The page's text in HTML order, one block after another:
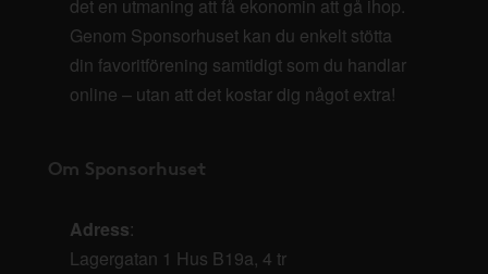
det en utmaning att få ekonomin att gå ihop.
Genom Sponsorhuset kan du enkelt stötta
din favoritförening samtidigt som du handlar
online – utan att det kostar dig något extra!
Om Sponsorhuset
Adress:
Lagergatan 1 Hus B19a, 4 tr